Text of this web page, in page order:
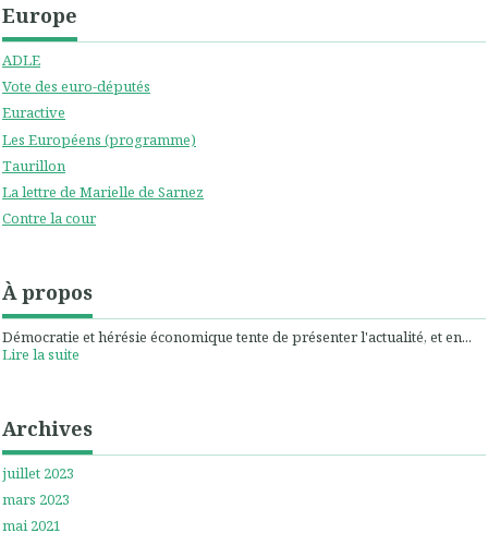
Europe
ADLE
Vote des euro-députés
Euractive
Les Européens (programme)
Taurillon
La lettre de Marielle de Sarnez
Contre la cour
À propos
Démocratie et hérésie économique tente de présenter l'actualité, et en...
Lire la suite
Archives
juillet 2023
mars 2023
mai 2021